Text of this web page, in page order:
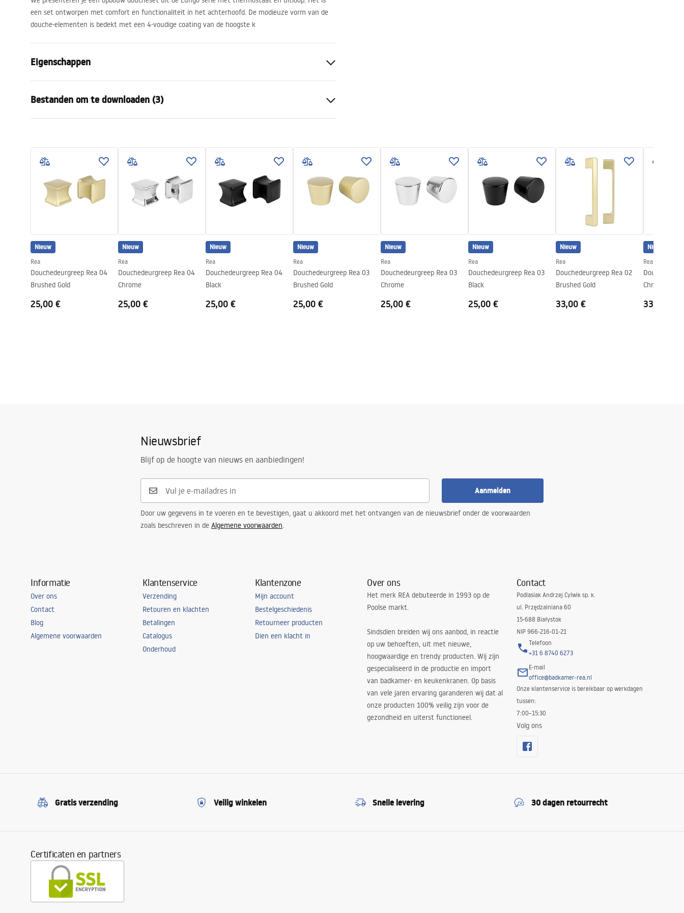
een set ontworpen met comfort en functionaliteit in het achterhoofd. De modieuze vorm van de
douche-elementen is bedekt met een 4-voudige coating van de hoogste k
Eigenschappen
Materiaal
Kraan type
Thermostatisch
Max. hoogte
mm
Baduitloop
Ja, draaibaar
Anti-Calc Systeem
Ja
Coatingtechnologie
Chrome plating
Afstand van wateraansluitingen
150
mm
Garantie
24 maanden
Bestanden om te downloaden (3)
Safety_Information_Shower_set.p
Warranty_Terms_and_Conditions_
Faucets_-_5.pdf
Montage-instructies
shower_set.pdf
Nieuw
Rea
Douchedeurgreep Rea 04
Brushed Gold
25,00 €
Nieuw
Rea
Douchedeurgreep Rea 04
Chrome
25,00 €
Nieuw
Rea
Douchedeurgreep Rea 04
Black
25,00 €
Nieuw
Rea
Douchedeurgreep Rea 03
Brushed Gold
25,00 €
Nieuw
Rea
Douchedeurgreep Rea 03
Chrome
25,00 €
Nieuw
Rea
Douchedeurgreep Rea 03
Black
25,00 €
Nieuw
Rea
Douchedeurgreep Rea 02
Brushed Gold
33,00 €
Nieuw
Rea
Chrome
33,00 €
Nieuwsbrief
Blijf op de hoogte van nieuws en aanbiedingen!
Aanmelden
Door uw gegevens in te voeren en te bevestigen, gaat u akkoord met het ontvangen van de nieuwsbrief onder de voorwaarden
zoals beschreven in de Algemene voorwaarden.
Informatie
Over ons
Contact
Blog
Algemene voorwaarden
Klantenservice
Verzending
Retouren en klachten
Betalingen
Catalogus
Onderhoud
Klantenzone
Mijn account
Bestelgeschiedenis
Retourneer producten
Dien een klacht in
Over ons
Het merk REA debuteerde in 1993 op de
Poolse markt.
Sindsdien breiden wij ons aanbod, in reactie
op uw behoeften, uit met nieuwe,
hoogwaardige en trendy producten. Wij zijn
gespecialiseerd in de productie en import
van badkamer- en keukenkranen. Op basis
van vele jaren ervaring garanderen wij dat al
onze producten 100% veilig zijn voor de
gezondheid en uiterst functioneel.
Contact
Podlasiak Andrzej Cylwik sp. k.
ul. Przędzalniana 60
15-688 Białystok
NIP 966-216-01-21
Telefoon
+31 6 8740 6273
E-mail
office@badkamer-rea.nl
Onze klantenservice is bereikbaar op werkdagen
tussen:
7:00–15:30
Volg ons
Gratis verzending Veilig winkelen Snelle levering 30 dagen retourrecht
Certificaten en partners